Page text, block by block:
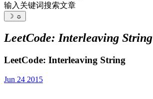
输入关键词搜索文章
☽ ☼
LeetCode: Interleaving String
LeetCode: Interleaving String
Jun 24 2015